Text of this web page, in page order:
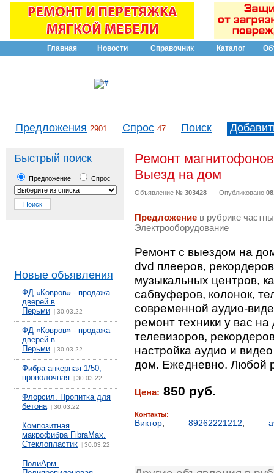
Главная Новости Справочник Каталог
Предложения 2901 Спрос 47 Поиск
Быстрый поиск
Предложение Спрос
Новые объявления
ФД «Ковров» - продажа
дверей в
Перьми
30.03.22
ФД «Ковров» - продажа
дверей в
Перьми
30.03.22
Фибра анкерная 1/50,
проволочная
30.03.22
Флорсил. Пропитка для
бетона| 30.03.22
Композитная
макрофибра FibraMax.
Стеклопластик
30.03.22
ПолиАрм.
Ремонт
Выезд на дом
Объявление № 303428 Опубликовано
Предложение в рубрике
Электрооборудование
Ремонт с выездом на
dvd плееров,
музыкальных центров,
сабвуферов, колонок,
современной аудио-
ремонт техники у вас
телевизоров,
настройка аудио и
дом. Ежедневно. Любой
Цена: 850 руб.
Контакты:
Виктор 89262221212